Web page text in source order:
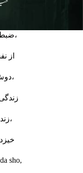
ضبط کن تاریخ را پائندہ شو،
دوش را پیوند با امروز کن،
زندہ از ماضیِ تو حالِ تو،
sho,